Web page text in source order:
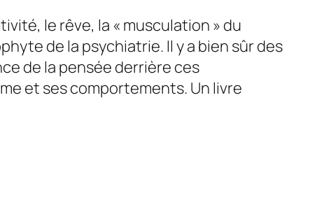
le rêve, la « musculation » du
de la psychiatrie. Il y a bien sûr des
de la pensée derrière ces
et ses comportements. Un livre